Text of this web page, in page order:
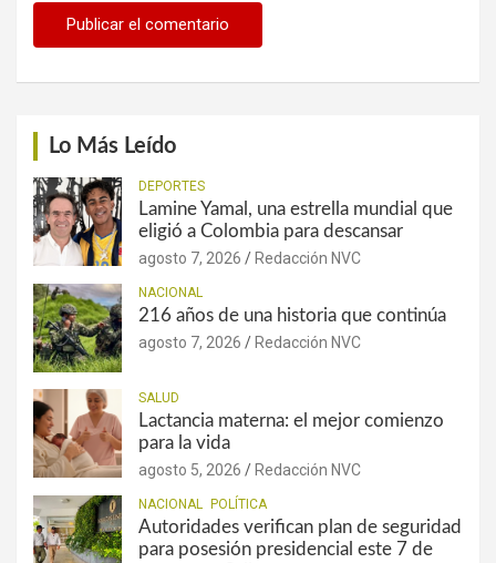
Lo Más Leído
DEPORTES
Lamine Yamal, una estrella mundial que
eligió a Colombia para descansar
agosto 7, 2026 Redacción NVC
NACIONAL
216 años de una historia que continúa
agosto 7, 2026 Redacción NVC
SALUD
Lactancia materna: el mejor comienzo
para la vida
agosto 5, 2026 Redacción NVC
NACIONAL POLÍTICA
Autoridades verifican plan de seguridad
para posesión presidencial este 7 de